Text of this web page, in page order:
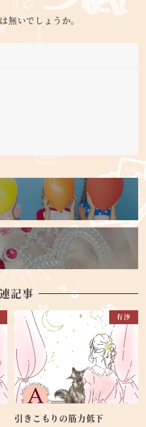
無いでしょうか。
記事
有沙
引きこもりの筋力低下